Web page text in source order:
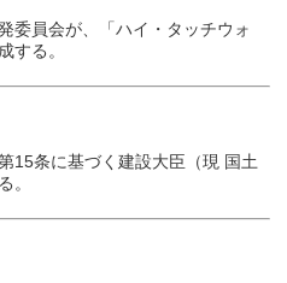
委員会が、「ハイ・タッチウォ
する。
15条に基づく建設大臣（現 国土
。